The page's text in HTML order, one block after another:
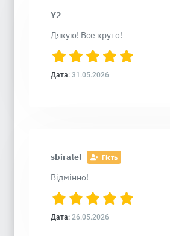
Y2
Дякую! Все круто!
Дата: 31.05.2026
sbiratel Гість
Відмінно!
Дата: 26.05.2026